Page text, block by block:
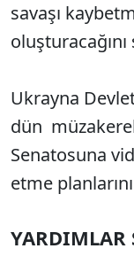
savaşı
Ukrayna
dün
Senatosuna
etme
YARDIMLAR